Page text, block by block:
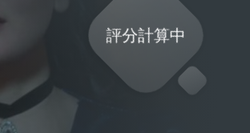
評分計算中